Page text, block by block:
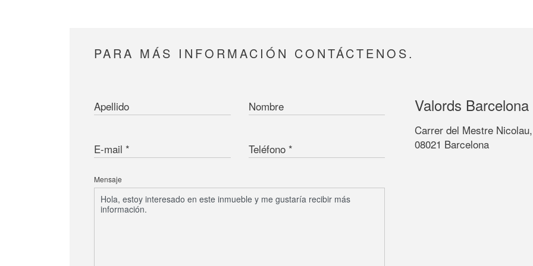
PARA MÁS INFORMACIÓN CONTÁCTENOS.
Apellido Nombre
E-mail Teléfono
Mensaje
Valords Barcelona
Carrer del Mestre
08021 Barcelona